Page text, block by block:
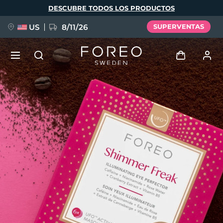
DESCUBRE TODOS LOS PRODUCTOS
US 8/11/26 SUPERVENTAS
Iniciar sesión
Perfil de usuario
Mis dispositivos
Mis pedidos
Mis direcciones
Mis suscripciones
NUEVO
FAQ™ Pure Beauty-Tech Elixir
BREAKING NEWS
issa™ Teeth Whitening Set
Idioma
English Deutsch
Español
Français
Italiano
Português
Polski
Svenska
Русский
简体中文 繁體中文